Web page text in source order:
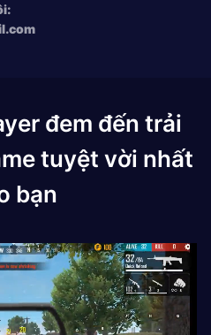
đem đến trải
tuyệt vời nhất
bạn